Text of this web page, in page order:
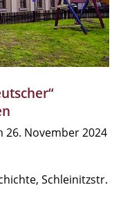
26. November 2024
Schleinitzstr.